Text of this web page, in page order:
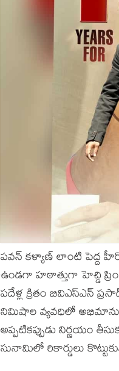
పవన్ కళ్యాణ్ లాంటి పెద్ద
ఉండగా హఠాత్తుగా హెచ్డి
పదేళ్ల క్రితం బివిఎస్ఎన్
నిమిషాల వ్యవధిలో
అప్పటికప్పుడు నిర్ణయం
సునామిలో రికార్డులు